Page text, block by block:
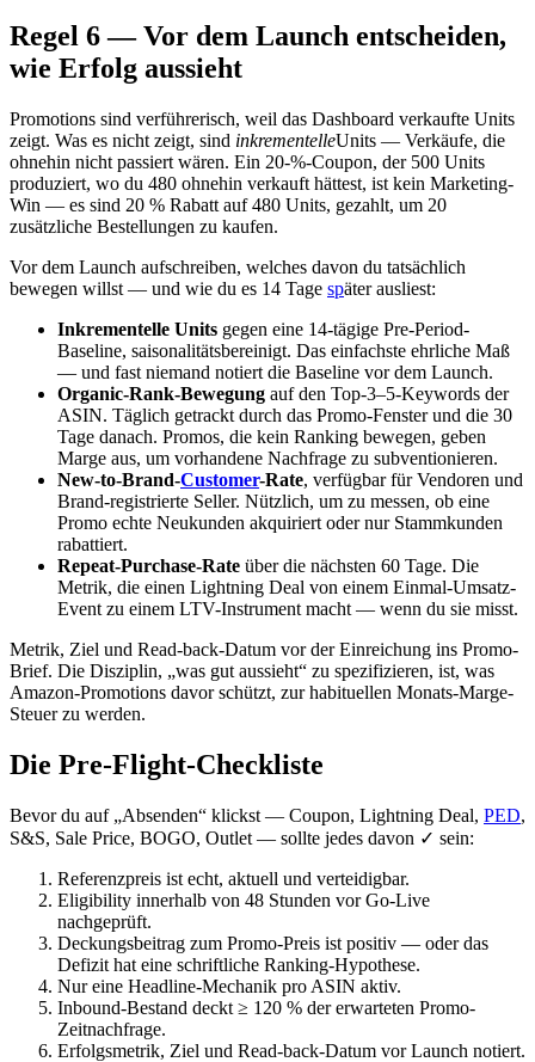
Regel 6 — Vor dem Launch entscheiden,
wie Erfolg aussieht
Promotions sind verführerisch, weil das Dashboard verkaufte Units
zeigt. Was es nicht zeigt, sind inkrementelleUnits — Verkäufe, die
ohnehin nicht passiert wären. Ein 20-%-Coupon, der 500 Units
produziert, wo du 480 ohnehin verkauft hättest, ist kein Marketing-
Win — es sind 20 % Rabatt auf 480 Units, gezahlt, um 20
zusätzliche Bestellungen zu kaufen.
Vor dem Launch aufschreiben, welches davon du tatsächlich
bewegen willst — und wie du es 14 Tage später ausliest:
Inkrementelle Units gegen eine 14-tägige Pre-Period-
Baseline, saisonalitätsbereinigt. Das einfachste ehrliche Maß
— und fast niemand notiert die Baseline vor dem Launch.
Organic-Rank-Bewegung auf den Top-3–5-Keywords der
ASIN. Täglich getrackt durch das Promo-Fenster und die 30
Tage danach. Promos, die kein Ranking bewegen, geben
Marge aus, um vorhandene Nachfrage zu subventionieren.
New-to-Brand-Customer-Rate, verfügbar für Vendoren und
Brand-registrierte Seller. Nützlich, um zu messen, ob eine
Promo echte Neukunden akquiriert oder nur Stammkunden
rabattiert.
Repeat-Purchase-Rate über die nächsten 60 Tage. Die
Metrik, die einen Lightning Deal von einem Einmal-Umsatz-
Event zu einem LTV-Instrument macht — wenn du sie misst.
Metrik, Ziel und Read-back-Datum vor der Einreichung ins Promo-
Brief. Die Disziplin, „was gut aussieht“ zu spezifizieren, ist, was
Amazon-Promotions davor schützt, zur habituellen Monats-Marge-
Steuer zu werden.
Die Pre-Flight-Checkliste
Bevor du auf „Absenden“ klickst — Coupon, Lightning Deal, PED,
S&S, Sale Price, BOGO, Outlet — sollte jedes davon ✓ sein:
Referenzpreis ist echt, aktuell und verteidigbar.
Eligibility innerhalb von 48 Stunden vor Go-Live
nachgeprüft.
Deckungsbeitrag zum Promo-Preis ist positiv — oder das
Defizit hat eine schriftliche Ranking-Hypothese.
Nur eine Headline-Mechanik pro ASIN aktiv.
Inbound-Bestand deckt ≥ 120 % der erwarteten Promo-
Zeitnachfrage.
Erfolgsmetrik, Ziel und Read-back-Datum vor Launch notiert.